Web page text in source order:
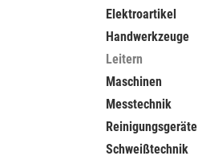
Elektroartikel
Handwerkzeuge
Leitern
Maschinen
Messtechnik
Reinigungsgeräte
Schweißtechnik